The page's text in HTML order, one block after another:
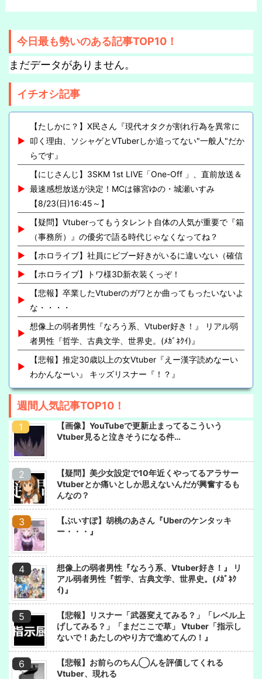
今日最も勢いのある記事TOP10！
まだデータがありません。
イチオシ記事
【たしかに？】X民さん『現代オタクが割れ行為を異常に
叩く理由、ソシャゲとVTuberしか追ってない"一般人"だか
らです』
【にじさんじ】3SKM 1st LIVE「One-Off 」、直前放送＆
最速感想放送が決定！MCは篠宮ゆの・城瀬いすみ
【8/23(日)16:45～】
【疑問】Vtuberってもうタレント自体の人気が重要で『箱
（事務所）』の優劣で語る時代じゃなくなってね？
【ホロライブ】社員にビブー好きがいるに違いない（確信
【ホロライブ】トワ様3D新衣装くっぞ！
【悲報】卒業したVtuberのガワとか曲ってもったいないよ
な・・・・
想像上の弱者男性『なろう系、Vtuber好き！』 リアル弱
者男性『哲学、古典文学、世界史。(ﾒｶﾞﾈｸｲ)』
【悲報】推定30歳以上の女Vtuber『えー漢字読めなーい
わかんなーい』 キッズリスナー『！？』
週間人気記事TOP10！
【画像】YouTubeで更新止まってるこういう
Vtuber見ると泣きそうになる件…
【疑問】美少女設定で10年近くやってるアラサー
Vtuberとか痛いとしか思えないんだが興奮するも
んなの？
【ぶいすぽ】胡桃のあさん『Uberのケンタッキ
ー・・・』
想像上の弱者男性『なろう系、Vtuber好き！』 リ
アル弱者男性『哲学、古典文学、世界史。(ﾒｶﾞﾈｸ
ｲ)』
【悲報】リスナー「武器変えてみる？」「レベル上
げしてみる？」「まだここで草」 Vtuber「指示し
ないで！あたしのやり方で進めてんの！』
【悲報】お前らのちん◯んを評価してくれる
Vtuber、現れる